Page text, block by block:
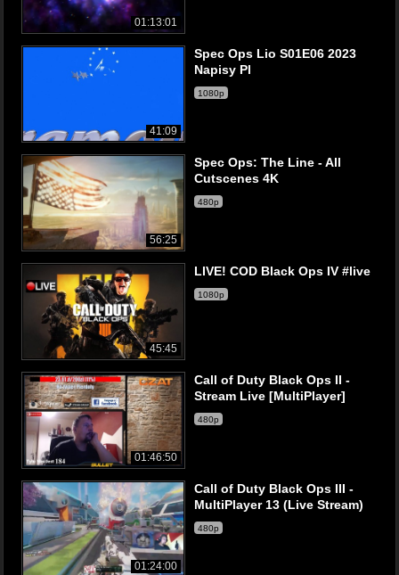
01:13:01
41:09
Spec Ops Lio S01E06 2023
Napisy Pl
1080p
56:25
Spec Ops: The Line - All
Cutscenes 4K
480p
45:45
LIVE! COD Black Ops IV #live
1080p
01:46:50
Call of Duty Black Ops II -
Stream Live [MultiPlayer]
480p
01:24:00
Call of Duty Black Ops III -
MultiPlayer 13 (Live Stream)
480p